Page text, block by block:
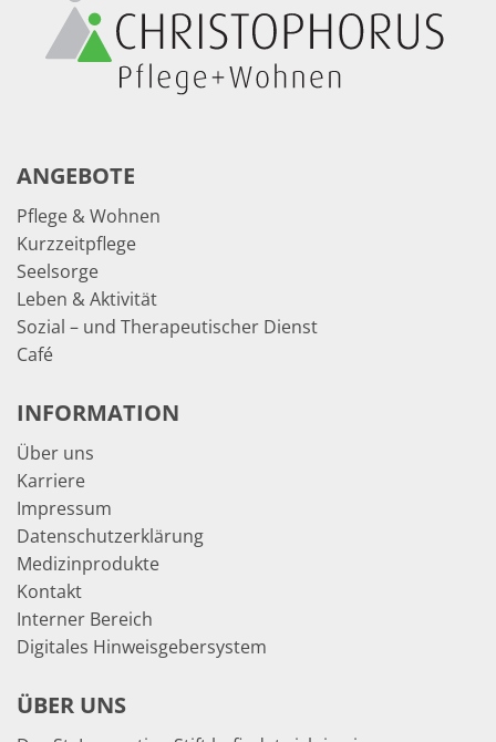
ANGEBOTE
Pflege & Wohnen
Kurzzeitpflege
Seelsorge
Leben & Aktivität
Sozial – und Therapeutischer Dienst
Café
INFORMATION
Über uns
Karriere
Impressum
Datenschutzerklärung
Medizinprodukte
Kontakt
Interner Bereich
Digitales Hinweisgebersystem
ÜBER UNS